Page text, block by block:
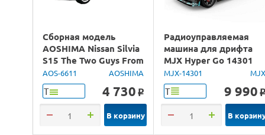
Сборная модель
AOSHIMA Nissan Silvia
S15 The Two Guys From
Tokyo, 1/24
AOS-6611 AOSHIMA
Т 4 730 o
В корзину
Радиоуправляемая
машина для дрифта
MJX Hyper Go 14301
Brushless 4WD 2.4G
LED 1/14 RTR
MJX-14301 MJX
Т 9 990 o
В